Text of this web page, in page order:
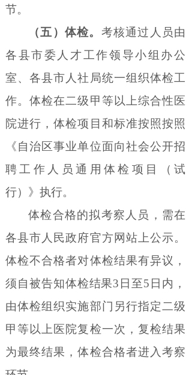
节。
（五）体检。 考核通过人员由
各县市委人才工作领导小组办公
室、各县市人社局统一组织体检工
作。体检在二级甲等以上综合性医
院进行，体检项目和标准按照按照
《自治区事业单位面向社会公开招
聘工作人员通用体检项目（试
行）》执行。
体检合格的拟考察人员，需在
各县市人民政府官方网站上公示。
体检不合格者对体检结果有异议，
须自被告知体检结果3 日至5 日内，
由体检组织实施部门另行指定二级
甲等以上医院复检一次，复检结果
为最终结果，体检合格者进入考察